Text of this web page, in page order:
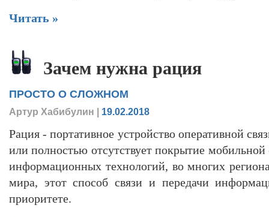
Читать »
Зачем нужна рация
ПРОСТО О СЛОЖНОМ
Артур Хабибулин 19.02.2018
Рация - портативное устройство оперативной
или полностью отсутствует покрытие мобильной
информационных технологий, во многих
мира, этот способ связи и передачи
приоритете.